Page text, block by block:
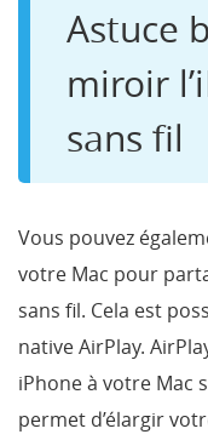
Astuce
miroir
sans fil
Vous pouvez
votre Mac pour
sans fil. Cela est
native AirPlay.
iPhone à votre Mac
permet d’élargir